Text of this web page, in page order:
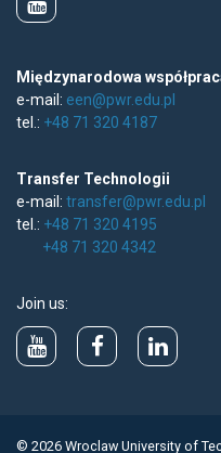
Międzynarodowa
e-mail: een@pwr.edu.pl
tel.: +48 71 320 4187
Transfer Technologii
e-mail: transfer@pwr.edu.pl
tel.: +48 71 320 4195
+48 71 320 4342
Join us:
© 2026 Wroclaw University of